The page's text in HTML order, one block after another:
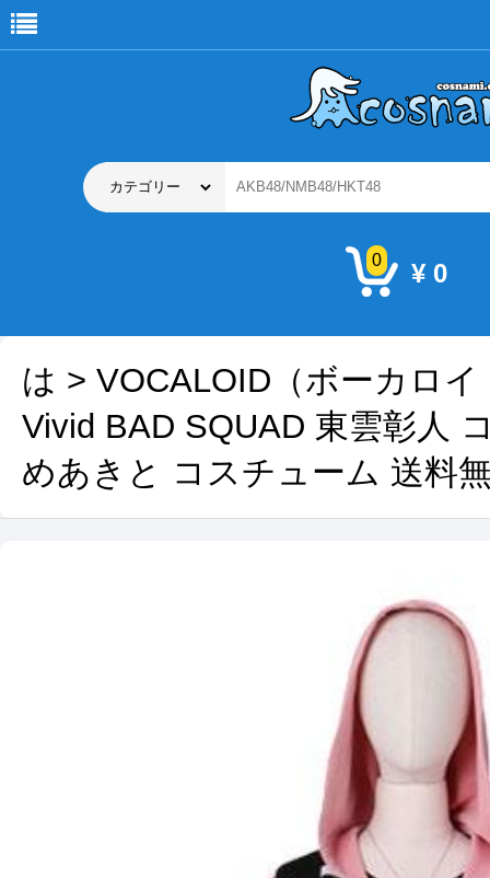
0 ¥ 0
は > VOCALOID（ボーカロイ
Vivid BAD SQUAD 東雲彰人
めあきと コスチューム 送料